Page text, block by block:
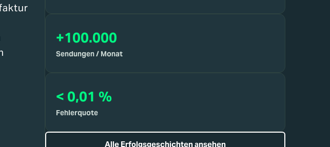
+100.000
Sendungen / Monat
< 0,01 %
Fehlerquote
Alle Erfolgsgeschichten ansehen